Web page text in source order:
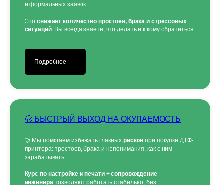
и формальных заявок.
Это снижает количество простоев, брака и стрессовых
ситуаций. Вы всегда знаете, что делать и к кому обратиться.
Подробнее
🤑 БЫСТРЫЙ ВЫХОД НА ОКУПАЕМОСТЬ
🤝 Мы помогаем избежать главных рисков при покупке ДТФ-
принтера: простоев, брака и непонимания, как с ним
зарабатывать.
Курс по настройке и печати + сопровождение
инженера позволяют работать стабильно, без